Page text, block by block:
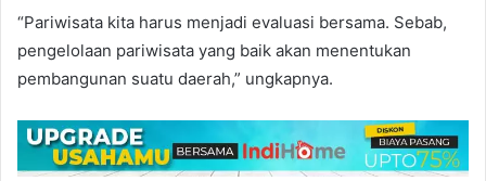
“Pariwisata kita harus menjadi evaluasi bersama. Sebab,
pengelolaan pariwisata yang baik akan menentukan
pembangunan suatu daerah,” ungkapnya.